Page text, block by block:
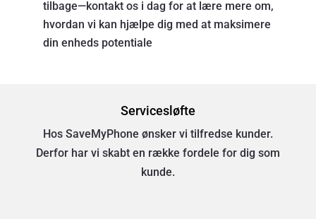
tilbage—kontakt os i dag for at lære mere om,
hvordan vi kan hjælpe dig med at maksimere
din enheds potentiale
Servicesløfte
Hos SaveMyPhone ønsker vi tilfredse kunder.
Derfor har vi skabt en række fordele for dig som
kunde.